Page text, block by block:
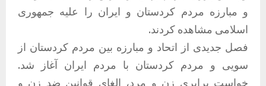
و مبارزه مردم کردستان و ایران را علیه جمهوری
اسلامی مشاهده کردند.
فصل جدیدی از اتحاد و مبارزه بین مردم کردستان از
سویی و مردم کردستان با مردم ایران آغاز شد.
خواست برابری زن و مرد، الغای قوانین ضد زن و